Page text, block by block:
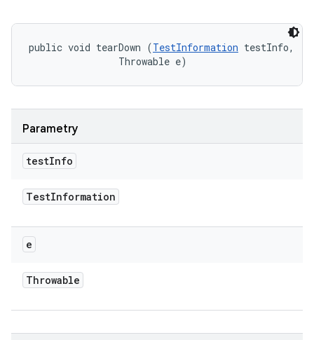
public void tearDown (TestInformation testInfo,
                Throwable e)
Parametry
testInfo
TestInformation
e
Throwable